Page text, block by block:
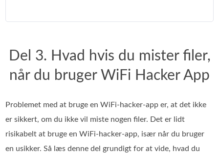
Del 3. Hvad hvis du mister filer,
når du bruger WiFi Hacker App
Problemet med at bruge en WiFi-hacker-app er, at det ikke
er sikkert, om du ikke vil miste nogen filer. Det er lidt
risikabelt at bruge en WiFi-hacker-app, især når du bruger
en usikker. Så læs denne del grundigt for at vide, hvad du